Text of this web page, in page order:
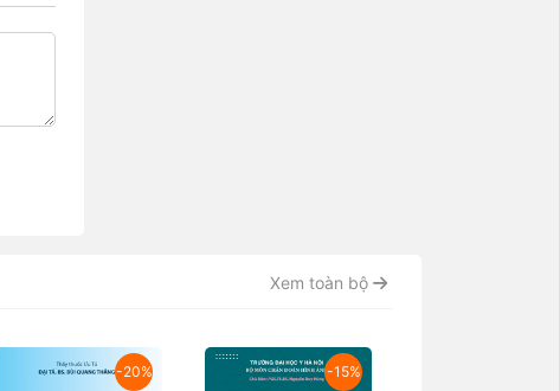
Xem toàn bộ
-20% -15%